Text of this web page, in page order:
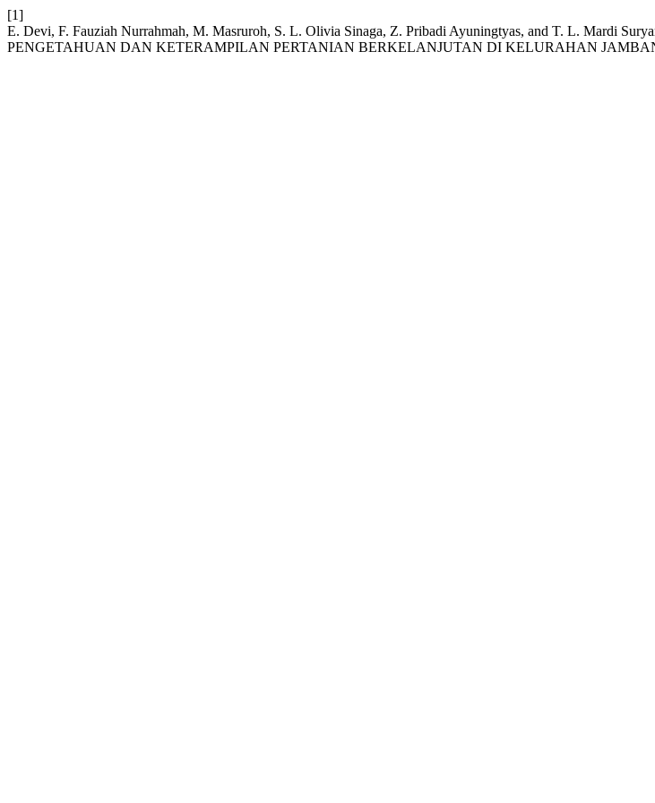
[1]
E. Devi, F. Fauziah Nurrahmah, M. Masruroh, S. L. Olivia Sinaga, Z. Pribadi Ayuningtyas, and T. L. Mardi
PENGETAHUAN DAN KETERAMPILAN PERTANIAN BERKELANJUTAN DI KELURAHAN